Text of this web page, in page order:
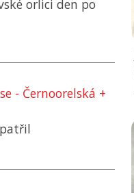
orlici den po
- Černoorelská +